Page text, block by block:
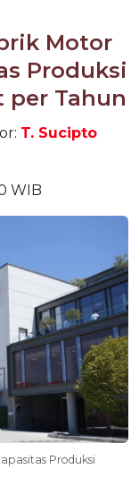
Motor
Produksi
per Tahun
T. Sucipto
WIB
Produksi